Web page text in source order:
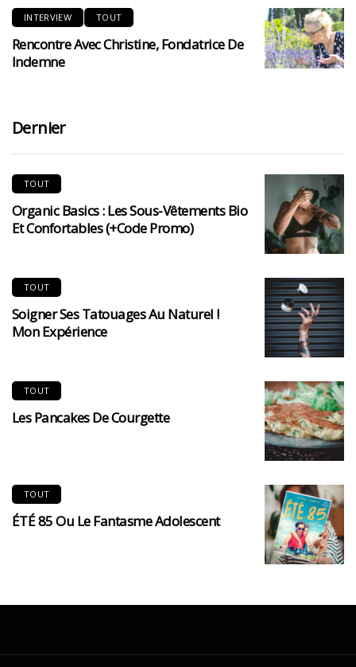
INTERVIEW TOUT
Rencontre Avec Christine, Fondatrice De
Indemne
Dernier
TOUT
Organic Basics : Les Sous-Vêtements Bio
Et Confortables (+code Promo)
TOUT
Soigner Ses Tatouages Au Naturel !
Mon Expérience
TOUT
Les Pancakes De Courgette
TOUT
ÉTÉ 85 Ou Le Fantasme Adolescent